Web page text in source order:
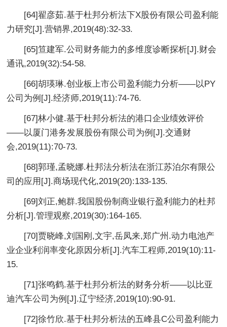
[64]翟彦茹.基于杜邦分析法下X股份有限公司盈利能
力研究[J].营销界,2019(48):32-33.
[65]笪建军.公司财务能力的多维度诊断探析[J].财会
通讯,2019(32):54-58.
[66]胡瑛琳.创业板上市公司盈利能力分析——以PY
公司为例[J].经济师,2019(11):74-76.
[67]林小健.基于杜邦分析法的港口企业绩效评价
——以厦门港务发展股份有限公司为例[J].交通财
会,2019(11):70-73.
[68]郭瑾,孟晓娜.杜邦法分析法在浙江苏泊尔有限公
司的应用[J].商场现代化,2019(20):133-135.
[69]刘正,鲍群.我国股份制商业银行盈利能力的杜邦
分析[J].管理观察,2019(30):164-165.
[70]贾晓峰,刘国刚,文宇,岳凤来,郑广州.动力电池产
业企业利润率变化原因分析[J].汽车工程师,2019(10):11-
15.
[71]张鸣鹤.基于杜邦分析法的财务分析——以比亚
迪汽车公司为例[J].辽宁经济,2019(10):90-91.
[72]徐竹欣.基于杜邦分析法的五峰县C公司盈利能力